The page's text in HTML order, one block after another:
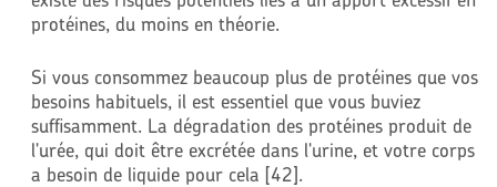
protéines, du moins en théorie.
Si vous consommez beaucoup plus de protéines que vos
besoins habituels, il est essentiel que vous buviez
suffisamment. La dégradation des protéines produit de
l'urée, qui doit être excrétée dans l'urine, et votre corps
a besoin de liquide pour cela [42].